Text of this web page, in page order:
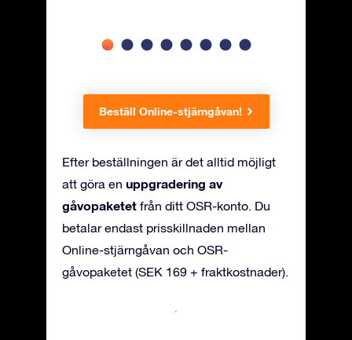
Beställ Online-stjärngåvan!
Efter beställningen är det alltid möjligt
att göra en uppgradering av
gåvopaketet från ditt OSR-konto. Du
betalar endast prisskillnaden mellan
Online-stjärngåvan och OSR-
gåvopaketet (SEK 169 + fraktkostnader).